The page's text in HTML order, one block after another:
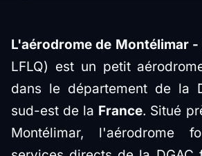
L'aérodrome de Montélimar
LFLQ) est un petit
dans le département de la
sud-est de la France. Situé
Montélimar, l'aérodrome